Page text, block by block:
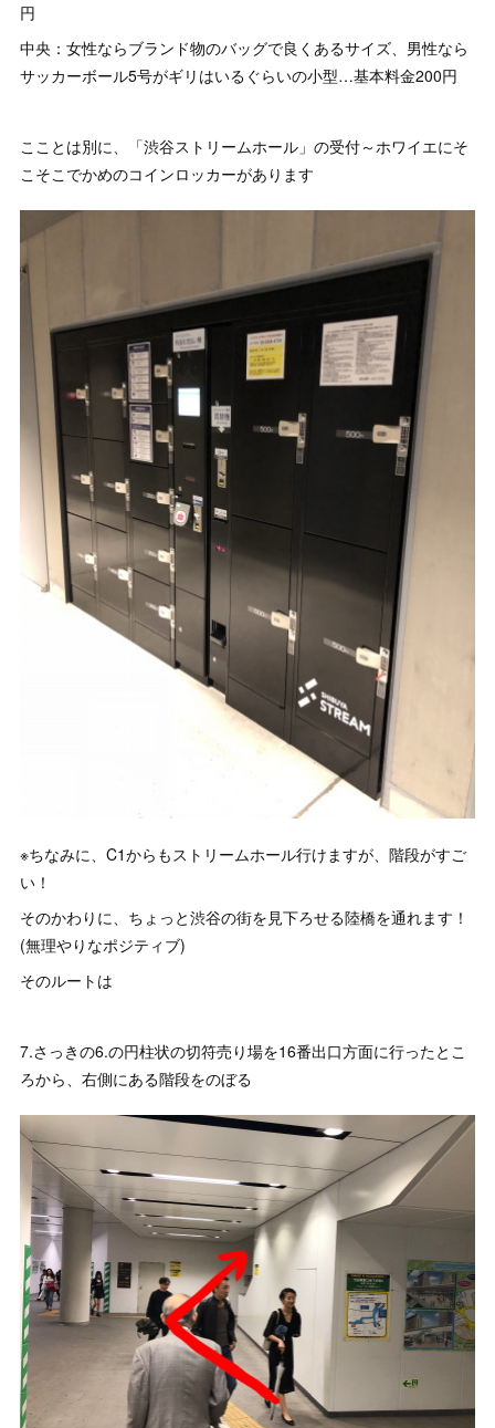
円
中央：女性ならブランド物のバッグで良くあるサイズ、男性なら
サッカーボール5号がギリはいるぐらいの小型…基本料金200円
こことは別に、「渋谷ストリームホール」の受付～ホワイエにそ
こそこでかめのコインロッカーがあります
※ちなみに、C1からもストリームホール行けますが、階段がすご
い！
そのかわりに、ちょっと渋谷の街を見下ろせる陸橋を通れます！
(無理やりなポジティブ)
そのルートは
7.さっきの6.の円柱状の切符売り場を16番出口方面に行ったとこ
ろから、右側にある階段をのぼる